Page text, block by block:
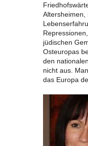
Altersheimen,
jüdischen
Osteuropas
den
nicht aus.
das Europa